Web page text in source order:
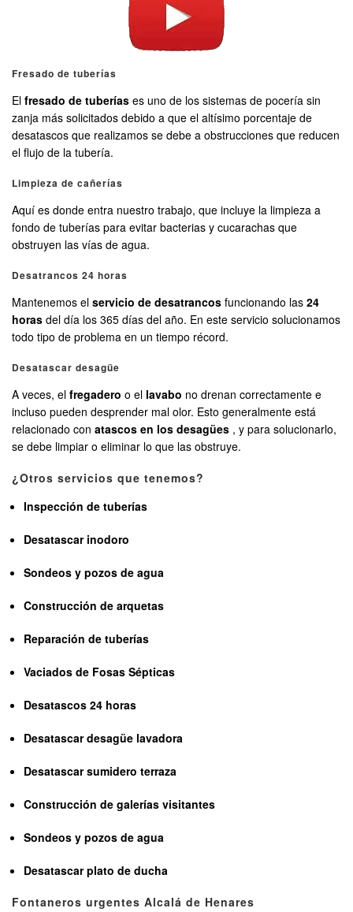
Fresado de tuberías
El fresado de tuberías es uno de los sistemas de pocería sin
zanja más solicitados debido a que el altísimo porcentaje de
desatascos que realizamos se debe a obstrucciones que reducen
el flujo de la tubería.
Limpieza de cañerías
Aquí es donde entra nuestro trabajo, que incluye la limpieza a
fondo de tuberías para evitar bacterias y cucarachas que
obstruyen las vías de agua.
Desatrancos 24 horas
Mantenemos el servicio de desatrancos funcionando las 24
horas del día los 365 días del año. En este servicio solucionamos
todo tipo de problema en un tiempo récord.
Desatascar desagüe
A veces, el fregadero o el lavabo no drenan correctamente e
incluso pueden desprender mal olor. Esto generalmente está
relacionado con atascos en los desagües , y para solucionarlo,
se debe limpiar o eliminar lo que las obstruye.
¿Otros servicios que tenemos?
Inspección de tuberías
Desatascar inodoro
Sondeos y pozos de agua
Construcción de arquetas
Reparación de tuberías
Vaciados de Fosas Sépticas
Desatascos 24 horas
Desatascar desagüe lavadora
Desatascar sumidero terraza
Construcción de galerías visitantes
Sondeos y pozos de agua
Desatascar plato de ducha
Fontaneros urgentes Alcalá de Henares